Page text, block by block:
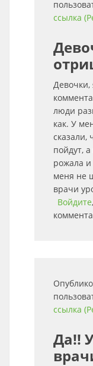
ссылка
люди
как. У
сказали,
пойдут,
рожала и
меня не
врачи
Войдите
ссылка
Да!!